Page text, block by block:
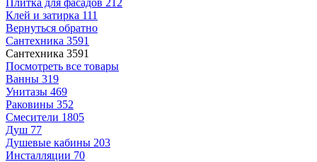
Плитка для фасадов 212
Клей и затирка 111
Вернуться обратно
Сантехника 3591
Сантехника 3591
Посмотреть все товары
Ванны 319
Унитазы 469
Раковины 352
Смесители 1805
Душ 77
Душевые кабины 203
Инсталляции 70